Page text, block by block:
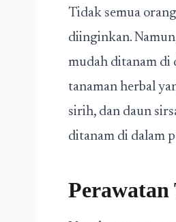
Tidak semua
diinginkan.
mudah ditanam di
tanaman herbal
sirih, dan daun
ditanam di dalam
Perawatan